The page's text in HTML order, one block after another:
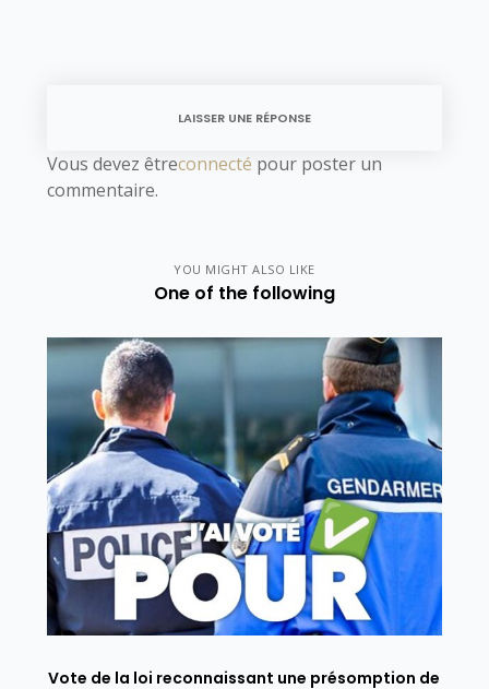
LAISSER UNE RÉPONSE
Vous devez êtreconnecté pour poster un
commentaire.
YOU MIGHT ALSO LIKE
One of the following
Vote de la loi reconnaissant une présomption de